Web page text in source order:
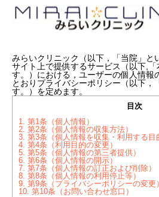
みらいクリニック（以下，「当院」と
サイト上で提供するサービス（以下,「
す。）における，ユーザーの個人情報
とおりプライバシーポリシー（以下，
す。）を定めます。
目次
1. 第1条（個人情報）
2. 第2条（個人情報の収集方法）
3. 第3条（個人情報を収集・利用する目
4. 第4条（利用目的の変更）
5. 第5条（個人情報の第三者提供）
6. 第6条（個人情報の開示）
7. 第7条（個人情報の訂正および削除）
8. 第8条（個人情報の利用停止等）
9. 第9条（プライバシーポリシーの変更）
10. 第10条（お問い合わせ窓口）